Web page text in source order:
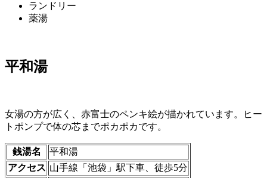
ランドリー
薬湯
平和湯
女湯の方が広く、赤富士のペンキ絵が描かれています。ヒー
トポンプで体の芯までポカポカです。
銭湯名
平和湯
アクセス 山手線「池袋」駅下車、徒歩5分